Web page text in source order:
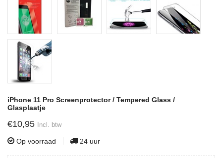
iPhone 11 Pro Screenprotector / Tempered Glass /
Glasplaatje
€10,95 Incl. btw
Op voorraad 24 uur